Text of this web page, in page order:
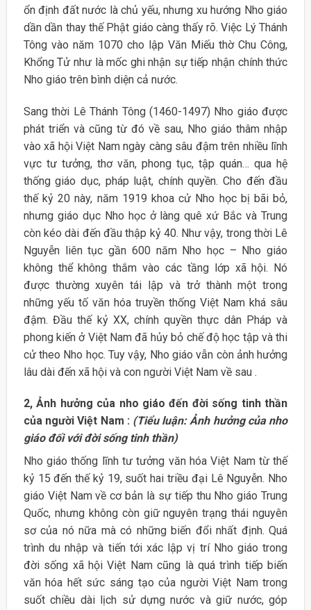
ổn định đất nước là chủ yếu, nhưng xu hướng Nho giáo
dần dần thay thế Phật giáo càng thấy rõ. Việc Lý Thánh
Tông vào năm 1070 cho lập Văn Miếu thờ Chu Công,
Khổng Tử như là mốc ghi nhận sự tiếp nhận chính thức
Nho giáo trên bình diện cả nước.
Sang thời Lê Thánh Tông (1460-1497) Nho giáo được
phát triển và cũng từ đó về sau, Nho giáo thâm nhập
vào xã hội Việt Nam ngày càng sâu đậm trên nhiều lĩnh
vực tư tưởng, thơ văn, phong tục, tập quán… qua hệ
thống giáo dục, pháp luật, chính quyền. Cho đến đầu
thế kỷ 20 này, năm 1919 khoa cử Nho học bị bãi bỏ,
nhưng giáo dục Nho học ở làng quê xứ Bắc và Trung
còn kéo dài đến đầu thập kỷ 40. Như vậy, trong thời Lê
Nguyễn liên tục gần 600 năm Nho học – Nho giáo
không thể không thắm vào các tầng lớp xã hội. Nó
được thường xuyên tái lập và trở thành một trong
những yếu tố văn hóa truyền thống Việt Nam khá sâu
đậm. Đầu thế kỷ XX, chính quyền thực dân Pháp và
phong kiến ở Việt Nam đã hủy bỏ chế độ học tập và thi
cử theo Nho học. Tuy vậy, Nho giáo vẫn còn ảnh hưởng
lâu dài đến xã hội và con người Việt Nam về sau .
2,Ảnh hưởng của nho giáo đến đời sống tinh thần
của người Việt Nam : (Tiểu luận: Ảnh hưởng của nho
giáo đối với đời sống tinh thần)
Nho giáo thống lĩnh tư tưởng văn hóa Việt Nam từ thế
kỷ 15 đến thế kỷ 19, suốt hai triều đại Lê Nguyễn. Nho
giáo Việt Nam về cơ bản là sự tiếp thu Nho giáo Trung
Quốc, nhưng không còn giữ nguyên trạng thái nguyên
sơ của nó nữa mà có những biến đổi nhất định. Quá
trình du nhập và tiến tới xác lập vị trí Nho giáo trong
đời sống xã hội Việt Nam cũng là quá trình tiếp biến
văn hóa hết sức sáng tạo của người Việt Nam trong
suốt chiều dài lịch sử dựng nước và giữ nước, góp